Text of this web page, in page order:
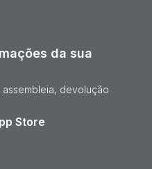
da sua
devolução
Store